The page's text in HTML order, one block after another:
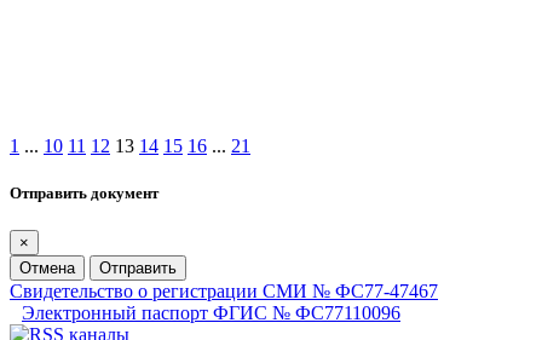
1 ... 10 11 12 13 14 15 16 ... 21
Отправить документ
×
Отмена
Отправить
Свидетельство о регистрации СМИ № ФС77-47467
Электронный паспорт ФГИС № ФС77110096